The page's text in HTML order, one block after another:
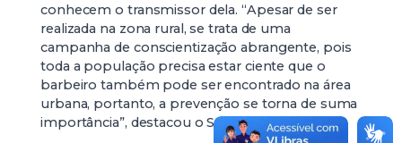
conhecem o transmissor dela. “Apesar de ser
realizada na zona rural, se trata de uma
campanha de conscientização abrangente, pois
toda a população precisa estar ciente que o
barbeiro também pode ser encontrado na área
urbana, portanto, a prevenção se torna de suma
importância”, destacou o Secretário.